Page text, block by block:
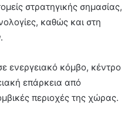
στρατηγικής σημασίας,
καθώς και στη
ενεργειακό κόμβο, κέντρο
επάρκεια από
περιοχές της χώρας.